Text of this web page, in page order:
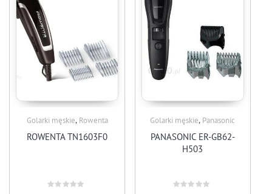
Golarki męskie, Rowenta
ROWENTA TN1603F0
Golarki męskie, Panasonic
PANASONIC ER-GB62-
H503